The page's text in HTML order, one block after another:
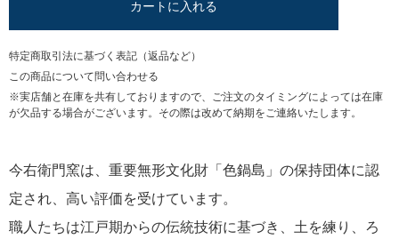
カートに入れる
特定商取引法に基づく表記（返品など）
この商品について問い合わせる
※実店舗と在庫を共有しておりますので、ご注文のタイミングによっては在庫
が欠品する場合がございます。その際は改めて納期をご連絡いたします。
今右衛門窯は、重要無形文化財「色鍋島」の保持団体に認
定され、高い評価を受けています。
職人たちは江戸期からの伝統技術に基づき、土を練り、ろ